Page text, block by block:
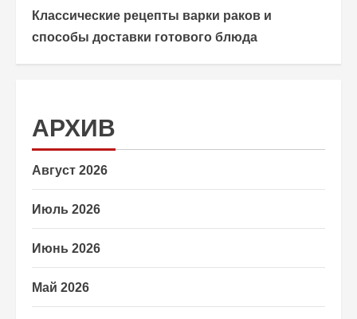
Классические рецепты варки раков и
способы доставки готового блюда
АРХИВ
Август 2026
Июль 2026
Июнь 2026
Май 2026